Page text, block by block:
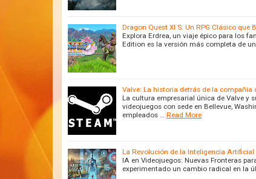
Dragon Quest XI S: Un RPG Clásico que
Explora Erdrea, un viaje épico para los
Edition es la versión más completa de
Valve: La historia detrás de la
La cultura empresarial única de Valve y
videojuegos con sede en Bellevue,
empleados … Read More
La Revolución de la Inteligencia
IA en Videojuegos: Nuevas Fronteras
experimentado un cambio radical en la